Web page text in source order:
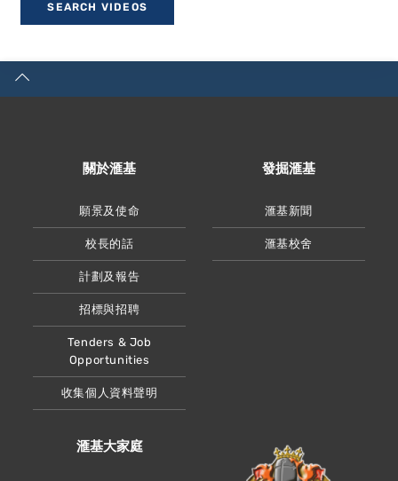
關於滙基
願景及使命
校長的話
計劃及報告
招標與招聘
Tenders & Job
Opportunities
收集個人資料聲明
發掘滙基
滙基新聞
滙基校舍
滙基大家庭